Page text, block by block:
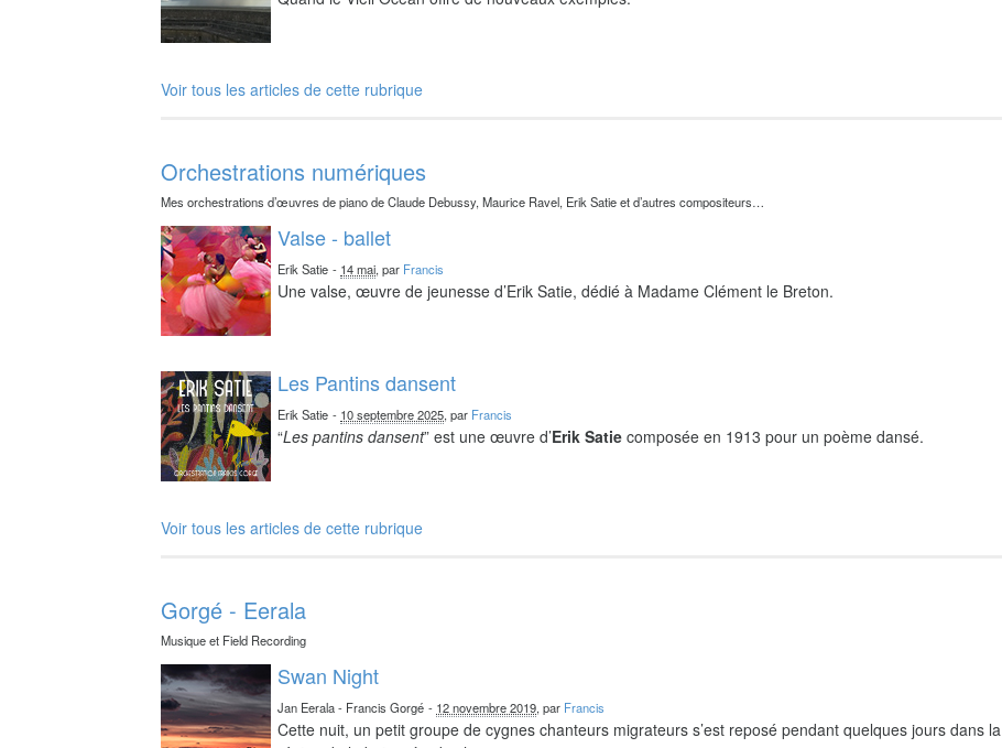
Voir tous les articles de cette rubrique
Orchestrations numériques
Mes orchestrations d’œuvres de piano de Claude Debussy, Maurice Ravel, Erik Satie et d’autres compositeurs…
Valse - ballet
Erik Satie - 14 mai, par Francis
Une valse, œuvre de jeunesse d’Erik Satie, dédié à Madame Clément le Breton.
Les Pantins dansent
Erik Satie - 10 septembre 2025, par Francis
“Les pantins dansent” est une œuvre d’Erik Satie composée en 1913 pour un poème dansé.
Voir tous les articles de cette rubrique
Gorgé - Eerala
Musique et Field Recording
Swan Night
Jan Eerala - Francis Gorgé - 12 novembre 2019, par Francis
Cette nuit, un petit groupe de cygnes chanteurs migrateurs s’est reposé pendant quelques jours dans la